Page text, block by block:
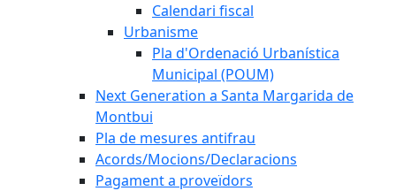
Calendari fiscal
Urbanisme
Pla d'Ordenació Urbanística
Municipal (POUM)
Next Generation a Santa Margarida de
Montbui
Pla de mesures antifrau
Acords/Mocions/Declaracions
Pagament a proveïdors